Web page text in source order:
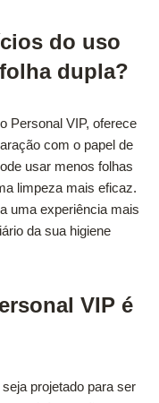
do uso
dupla?
Personal VIP, oferece
com o papel de
usar menos folhas
limpeza mais eficaz.
uma experiência mais
da sua higiene
VIP é
projetado para ser